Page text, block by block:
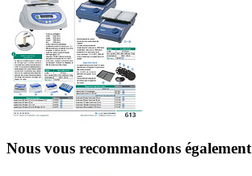
Nous vous recommandons également